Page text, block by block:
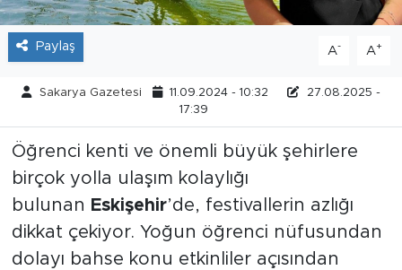
Paylaş A- A+
Sakarya Gazetesi 11.09.2024 - 10:32
27.08.2025 -
17:39
Öğrenci kenti ve önemli büyük şehirlere
birçok yolla ulaşım kolaylığı
bulunan Eskişehir’de, festivallerin azlığı
dikkat çekiyor. Yoğun öğrenci nüfusundan
dolayı bahse konu etkinliler açısından
Teknoloji
Politika